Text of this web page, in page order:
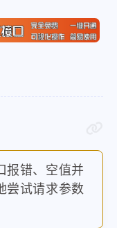
报错、空值并
尝试请求参数